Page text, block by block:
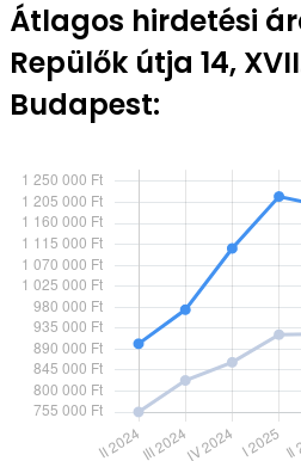
Átlagos hirdetési
Repülők útja 14,
Budapest: